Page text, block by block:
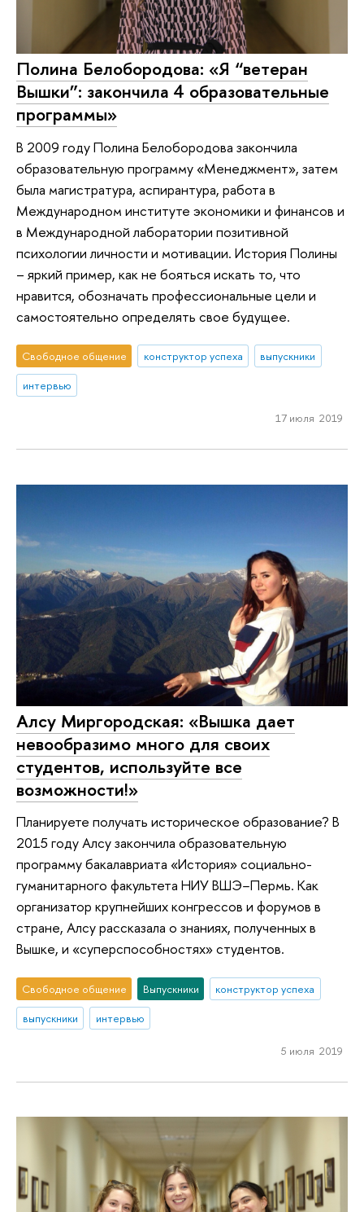
Полина Белобородова: «Я “ветеран
Вышки”: закончила 4 образовательные
программы»
В 2009 году Полина Белобородова закончила
образовательную программу «Менеджмент», затем
была магистратура, аспирантура, работа в
Международном институте экономики и финансов и
в Международной лаборатории позитивной
психологии личности и мотивации. История Полины
– яркий пример, как не бояться искать то, что
нравится, обозначать профессиональные цели и
самостоятельно определять свое будущее.
Свободное общение конструктор успеха
выпускники
интервью
17 июля 2019
Алсу Миргородская: «Вышка дает
невообразимо много для своих
студентов, используйте все
возможности!»
Планируете получать историческое образование? В
2015 году Алсу закончила образовательную
программу бакалавриата «История» социально-
гуманитарного факультета НИУ ВШЭ−Пермь. Как
организатор крупнейших конгрессов и форумов в
стране, Алсу рассказала о знаниях, полученных в
Вышке, и «суперспособностях» студентов.
Свободное общение Выпускники
конструктор успеха
выпускники
интервью
5 июля 2019